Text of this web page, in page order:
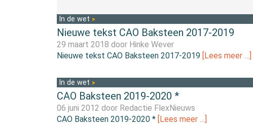
In de wet
Nieuwe tekst CAO Baksteen 2017-2019
29 maart 2018 door Hinke Wever
Nieuwe tekst CAO Baksteen 2017-2019
[Lees meer …]
In de wet
CAO Baksteen 2019-2020 *
06 juni 2012 door Redactie FlexNieuws
CAO Baksteen 2019-2020 * [Lees meer …]